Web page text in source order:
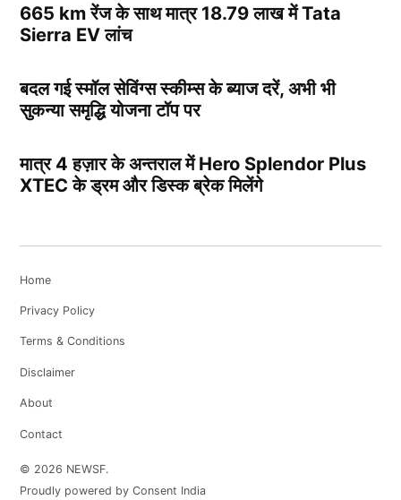
665 km रेंज के साथ मात्र 18.79 लाख में Tata
Sierra EV लांच
बदल गई स्मॉल सेविंग्स स्कीम्स के ब्याज दरें, अभी भी
सुकन्या समृद्धि योजना टॉप पर
मात्र 4 हज़ार के अन्तराल में Hero Splendor Plus
XTEC के ड्रम और डिस्क ब्रेक मिलेंगे
Home
Privacy Policy
Terms & Conditions
Disclaimer
About
Contact
© 2026 NEWSF.
Proudly powered by Consent India